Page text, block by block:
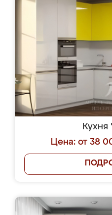
Кухня
Цена: от 38